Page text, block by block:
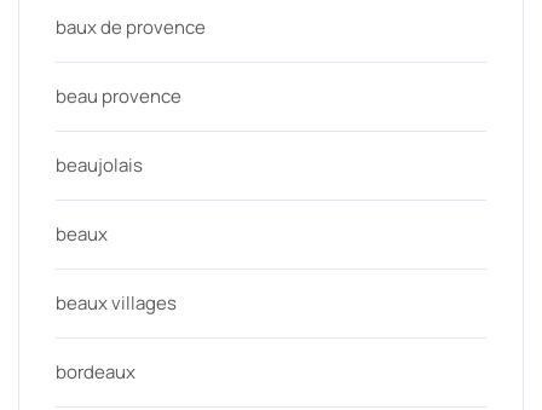
baux de provence
beau provence
beaujolais
beaux
beaux villages
bordeaux